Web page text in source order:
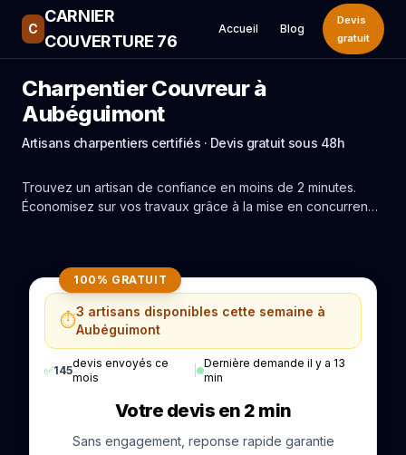
C
CARNIER
COUVERTURE 76
Accueil Blog
Devis
gratuit
Charpentier Couvreur à
Aubéguimont
Artisans charpentiers certifiés · Devis gratuit sous 48h
Trouvez un artisan de confiance en moins de 2 minutes.
Économisez sur vos travaux grâce à la mise en concurrence
100% GRATUIT
⏱️3 artisans disponibles cette semaine à
Aubéguimont
✅145
devis envoyés ce
mois
Dernière demande il y a 13
min
Votre devis en 2 min
Sans engagement, reponse rapide garantie